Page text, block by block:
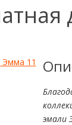
эмали